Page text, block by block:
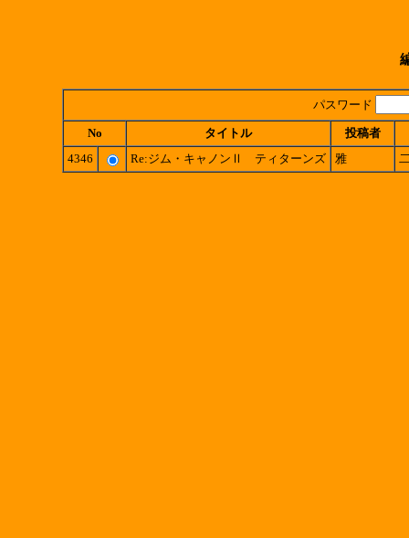
パスワード
No タイトル
投稿者
4346
Re:ジム・キャノンⅡ ティターンズ 雅